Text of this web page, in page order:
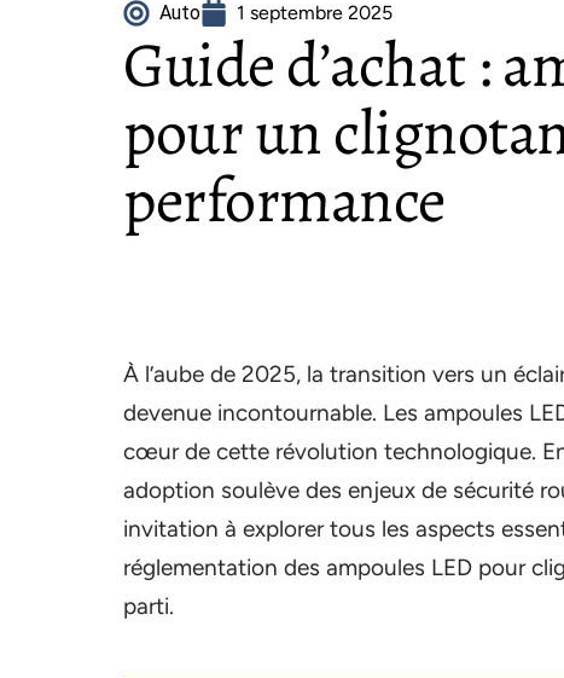
Auto 1 septembre 2025
Guide d’achat :
pour un
performance
À l’aube de 2025, la transition vers un
devenue incontournable. Les ampoules
cœur de cette révolution technologique.
adoption soulève des enjeux de sécurité
invitation à explorer tous les aspects
réglementation des ampoules LED pour
parti.